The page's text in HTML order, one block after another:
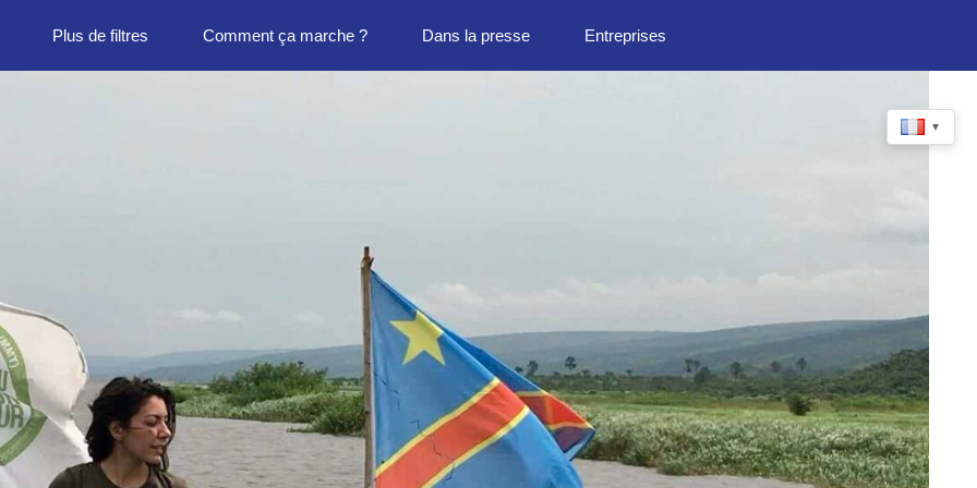
Plus de filtres Comment ça marche ? Dans la presse Entreprises
▼